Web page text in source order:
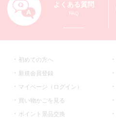
よくある質問
FAQ
初めての方へ
新規会員登録
マイページ（ログイン）
買い物かごを見る
ポイント景品交換